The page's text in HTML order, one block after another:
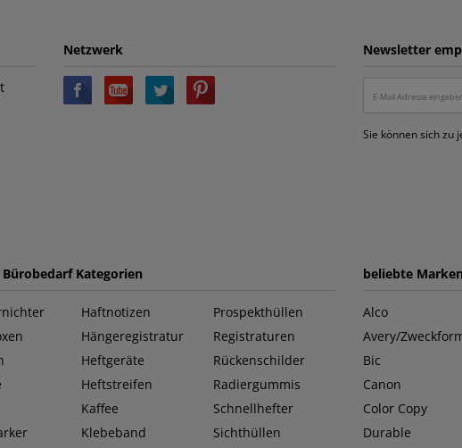
Netzwerk Newsletter
Sie können sich zu
Kategorien
Haftnotizen
Hängeregistratur
Heftgeräte
Heftstreifen
Kaffee
Klebeband
Prospekthüllen
Registraturen
Rückenschilder
Radiergummis
Schnellhefter
Sichthüllen
beliebte Marken
Alco
Avery/
Bic
Canon
Color Copy
Durable